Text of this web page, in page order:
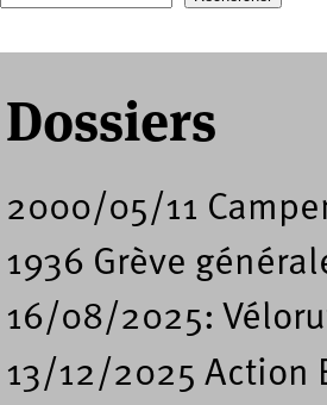
Dossiers
2000/05/11
1936 Grève
16/08/2025:
13/12/2025 Action